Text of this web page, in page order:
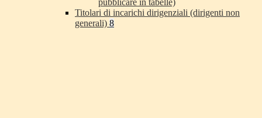
pubblicare in tabelle)
Titolari di incarichi dirigenziali (dirigenti non
generali) 8